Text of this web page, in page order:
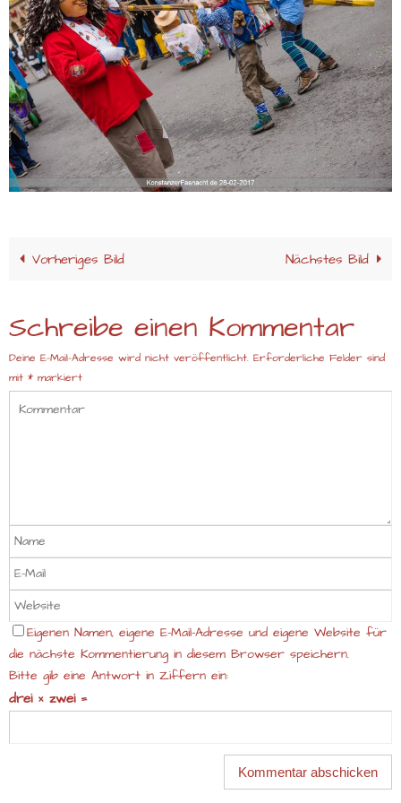
Vorheriges Bild Nächstes Bild
Schreibe einen Kommentar
Deine E-Mail-Adresse wird nicht veröffentlicht. Erforderliche Felder sind
mit * markiert
Eigenen Namen, eigene E-Mail-Adresse und eigene Website für
die nächste Kommentierung in diesem Browser speichern.
Bitte gib eine Antwort in Ziffern ein:
drei × zwei =